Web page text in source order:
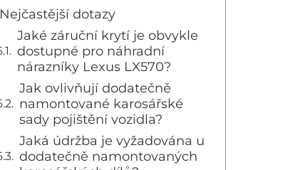
Nejčastější dotazy
Jaké záruční krytí je obvykle
dostupné pro náhradní
nárazníky Lexus LX570?
Jak ovlivňují dodatečně
namontované karosářské
sady pojištění vozidla?
Jaká údržba je vyžadována u
dodatečně namontovaných